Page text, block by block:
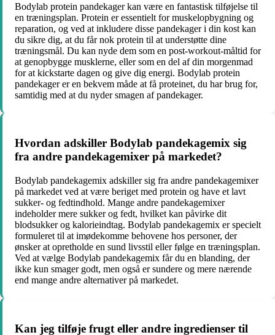
Bodylab protein pandekager kan være en fantastisk tilføjelse til
en træningsplan. Protein er essentielt for muskelopbygning og
reparation, og ved at inkludere disse pandekager i din kost kan
du sikre dig, at du får nok protein til at understøtte dine
træningsmål. Du kan nyde dem som en post-workout-måltid for
at genopbygge musklerne, eller som en del af din morgenmad
for at kickstarte dagen og give dig energi. Bodylab protein
pandekager er en bekvem måde at få proteinet, du har brug for,
samtidig med at du nyder smagen af pandekager.
Hvordan adskiller Bodylab pandekagemix sig
fra andre pandekagemixer på markedet?
Bodylab pandekagemix adskiller sig fra andre pandekagemixer
på markedet ved at være beriget med protein og have et lavt
sukker- og fedtindhold. Mange andre pandekagemixer
indeholder mere sukker og fedt, hvilket kan påvirke dit
blodsukker og kalorieindtag. Bodylab pandekagemix er specielt
formuleret til at imødekomme behovene hos personer, der
ønsker at opretholde en sund livsstil eller følge en træningsplan.
Ved at vælge Bodylab pandekagemix får du en blanding, der
ikke kun smager godt, men også er sundere og mere nærende
end mange andre alternativer på markedet.
Kan jeg tilføje frugt eller andre ingredienser til